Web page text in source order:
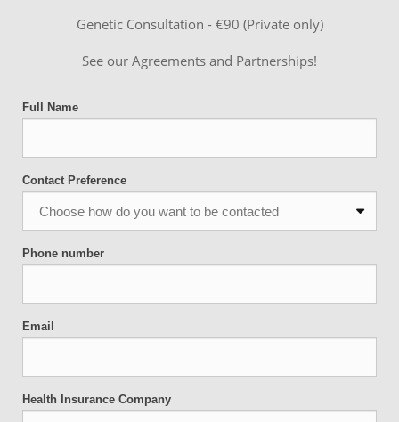
Genetic Consultation - €90 (Private only)
See our Agreements and Partnerships!
Full Name
Contact Preference
Phone number
Email
Health Insurance Company